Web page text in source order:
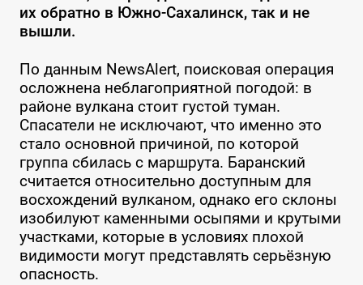
их обратно в Южно-Сахалинск, так и не
вышли.
По данным NewsAlert, поисковая операция
осложнена неблагоприятной погодой: в
районе вулкана стоит густой туман.
Спасатели не исключают, что именно это
стало основной причиной, по которой
группа сбилась с маршрута. Баранский
считается относительно доступным для
восхождений вулканом, однако его склоны
изобилуют каменными осыпями и крутыми
участками, которые в условиях плохой
видимости могут представлять серьёзную
опасность.